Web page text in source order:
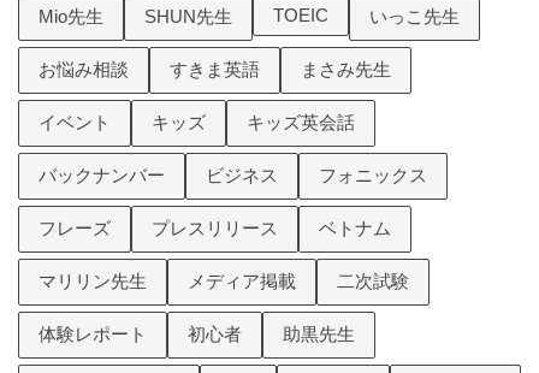
Mio先生 SHUN先生 TOEIC いっこ先生
お悩み相談 すきま英語 まさみ先生
イベント キッズ キッズ英会話
バックナンバー ビジネス フォニックス
フレーズ プレスリリース ベトナム
マリリン先生 メディア掲載 二次試験
体験レポート 初心者 助黒先生